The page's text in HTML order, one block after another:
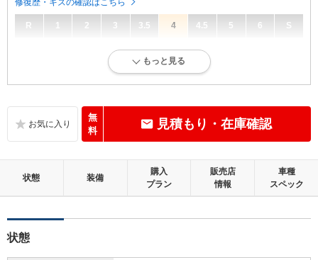
R 1 2 3 3.5 4 4.5 5 6 S
内外装に目立たない多少のキズ、ヘコミが認められる状態です。
目立たない軽微なダメージはありますが、良好な状態です。
修復歴：無
もっと見る
無
料
見積もり・在庫確認
状態 装備
購入
プラン
販売店
情報
車種
スペック
状態